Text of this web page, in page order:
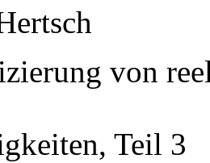
von
Teil 3